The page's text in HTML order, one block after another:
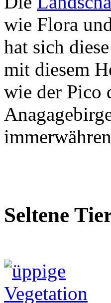
wie Flora
hat sich
mit diesem
wie der Pico
Seltene